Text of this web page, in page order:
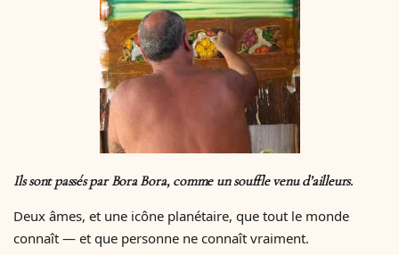
Ils sont passés par Bora Bora, comme un souffle venu d’ailleurs.
Deux âmes, et une icône planétaire, que tout le monde
connaît — et que personne ne connaît vraiment.